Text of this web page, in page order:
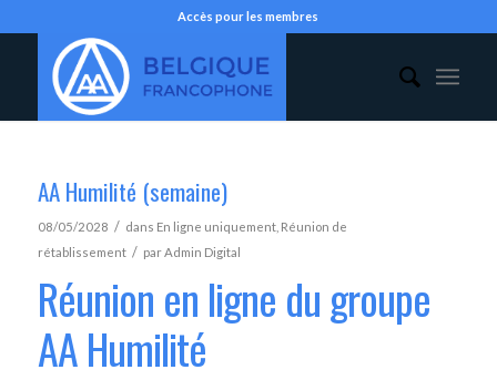
Accès pour les membres
AA Humilité (semaine)
08/05/2028 / dans En ligne uniquement, Réunion de
rétablissement / parAdmin Digital
Réunion en ligne du groupe
AA Humilité